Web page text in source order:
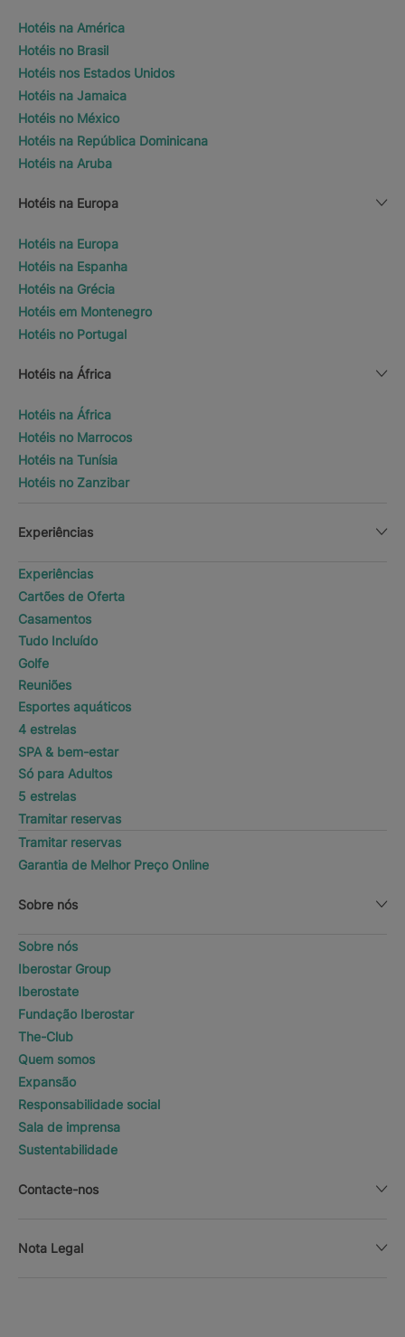
Hotéis na América
Hotéis no Brasil
Hotéis nos Estados Unidos
Hotéis na Jamaica
Hotéis no México
Hotéis na República Dominicana
Hotéis na Aruba
Hotéis na Europa
Hotéis na Europa
Hotéis na Espanha
Hotéis na Grécia
Hotéis em Montenegro
Hotéis no Portugal
Hotéis na África
Hotéis na África
Hotéis no Marrocos
Hotéis na Tunísia
Hotéis no Zanzibar
Experiências
Experiências
Cartões de Oferta
Casamentos
Tudo Incluído
Golfe
Reuniões
Esportes aquáticos
4 estrelas
SPA & bem-estar
Só para Adultos
5 estrelas
Tramitar reservas
Tramitar reservas
Garantia de Melhor Preço Online
Sobre nós
Sobre nós
Iberostar Group
Iberostate
Fundação Iberostar
The-Club
Quem somos
Expansão
Responsabilidade social
Sala de imprensa
Sustentabilidade
Contacte-nos
Nota Legal